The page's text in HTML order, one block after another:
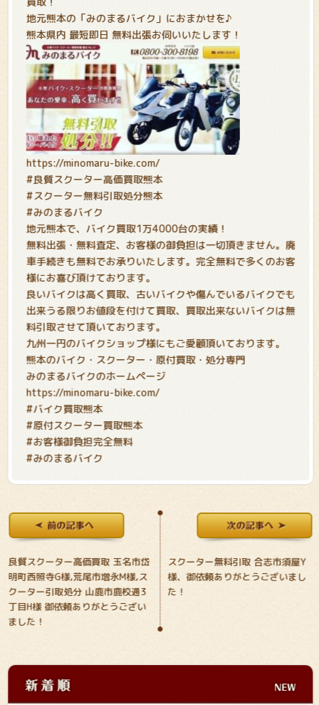
地元熊本の「みのまるバイク」におまかせを♪
熊本県内 最短即日 無料出張お伺いいたします！
https://minomaru-bike.com/
#良質スクーター高価買取熊本
#スクーター無料引取処分熊本
#みのまるバイク
地元熊本で、バイク買取1万4000台の実績！
無料出張・無料査定、お客様の御負担は一切頂きません。廃
車手続きも無料でお承りいたします。完全無料で多くのお客
様にお喜び頂けております。
良いバイクは高く買取、古いバイクや傷んでいるバイクでも
出来うる限りお値段を付けて買取、買取出来ないバイクは無
料引取させて頂いております。
九州一円のバイクショップ様にもご愛顧頂いております。
熊本のバイク・スクーター・原付買取・処分専門
みのまるバイクのホームページ
https://minomaru-bike.com/
#バイク買取熊本
#原付スクーター買取熊本
#お客様御負担完全無料
#みのまるバイク
良質スクーター高価買取 玉名市岱
明町西照寺G様,荒尾市増永M様,ス
クーター引取処分 山鹿市鹿校通3
丁目H様 御依頼ありがとうござい
ました！
スクーター無料引取 合志市須屋Y
様、御依頼ありがとうございまし
た！